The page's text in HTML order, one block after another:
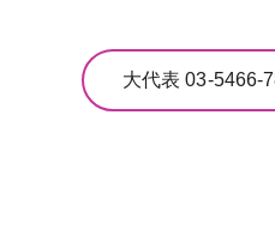
大代表 03-5466-